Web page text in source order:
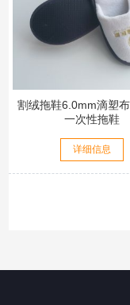
割绒拖鞋6.0mm滴塑
一次性拖鞋
详细信息